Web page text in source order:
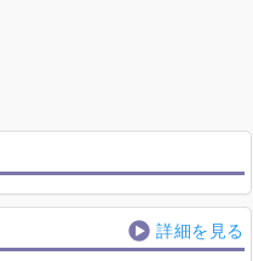
詳細を見る